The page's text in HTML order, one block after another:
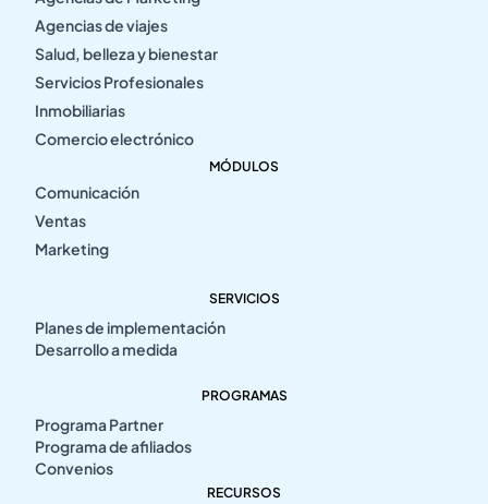
Agencias de viajes
Salud, belleza y bienestar
Servicios Profesionales
Inmobiliarias
Comercio electrónico
MÓDULOS
Comunicación
Ventas
Marketing
SERVICIOS
Planes de implementación
Desarrollo a medida
PROGRAMAS
Programa Partner
Programa de afiliados
Convenios
RECURSOS